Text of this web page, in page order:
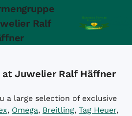
Ralf
at Juwelier Ralf Häffner
a large selection of exclusive
, Omega, Breitling, Tag Heuer,